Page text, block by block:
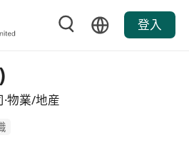
登入
物業/地産